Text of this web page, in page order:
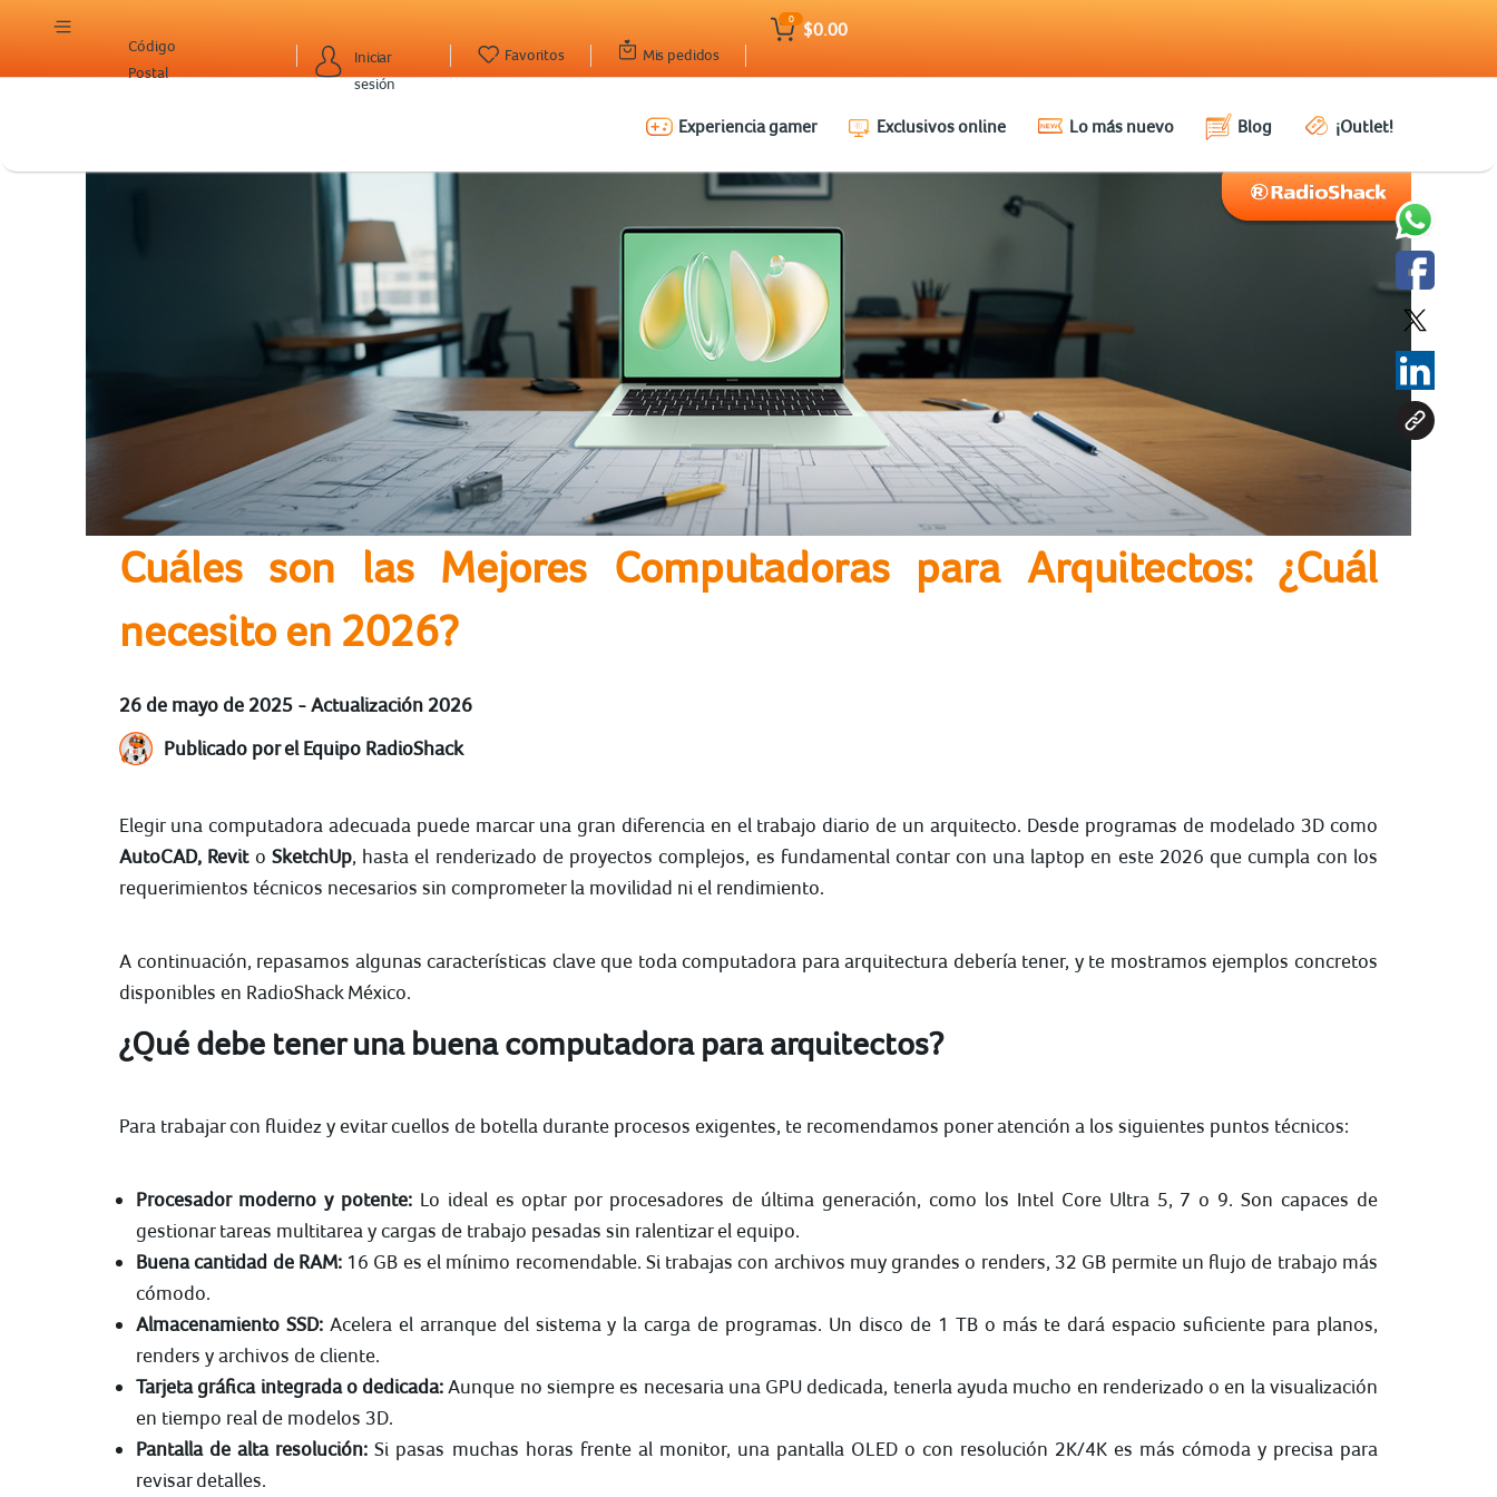
Iniciar
sesión
Código
Postal
Mis pedidos
Favoritos
0
$0.00
Experiencia gamer Exclusivos online Lo más nuevo Blog ¡Outlet!
Cuáles son las Mejores Computadoras para Arquitectos: ¿Cuál
necesito en 2026?
26 de mayo de 2025 - Actualización 2026
Publicado por el Equipo RadioShack
Elegir una computadora adecuada puede marcar una gran diferencia en el trabajo diario de un arquitecto. Desde programas de modelado 3D como
AutoCAD, Revito SketchUp, hasta el renderizado de proyectos complejos, es fundamental contar con una laptop en este 2026 que cumpla con los
requerimientos técnicos necesarios sin comprometer la movilidad ni el rendimiento.
A continuación, repasamos algunas características clave que toda computadora para arquitectura debería tener, y te mostramos ejemplos concretos
disponibles en RadioShack México.
¿Qué debe tener una buena computadora para arquitectos?
Para trabajar con fluidez y evitar cuellos de botella durante procesos exigentes, te recomendamos poner atención a los siguientes puntos técnicos:
Procesador moderno y potente:Lo ideal es optar por procesadores de última generación, como los Intel Core Ultra 5, 7 o 9. Son capaces de
gestionar tareas multitarea y cargas de trabajo pesadas sin ralentizar el equipo.
Buena cantidad de RAM:16 GB es el mínimo recomendable. Si trabajas con archivos muy grandes o renders, 32 GB permite un flujo de trabajo más
cómodo.
Almacenamiento SSD:Acelera el arranque del sistema y la carga de programas. Un disco de 1 TB o más te dará espacio suficiente para planos,
renders y archivos de cliente.
Tarjeta gráfica integrada o dedicada:Aunque no siempre es necesaria una GPU dedicada, tenerla ayuda mucho en renderizado o en la visualización
en tiempo real de modelos 3D.
Pantalla de alta resolución: Si pasas muchas horas frente al monitor, una pantalla OLED o con resolución 2K/4K es más cómoda y precisa para
revisar detalles.